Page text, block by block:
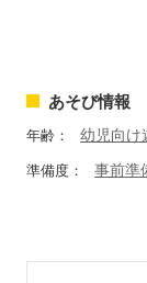
あそび情報
年齢： 幼児向け
準備度： 事前準